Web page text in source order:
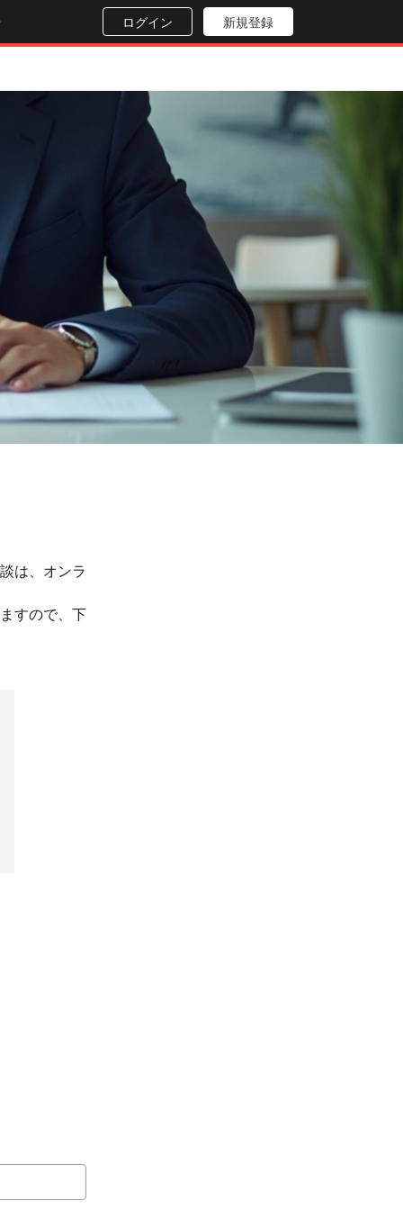
ログイン 新規登録
は、オンラ
すので、下